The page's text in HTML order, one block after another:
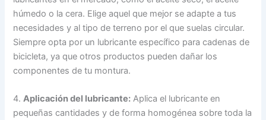
húmedo o la cera. Elige aquel que mejor se adapte a tus
necesidades y al tipo de terreno por el que suelas circular.
Siempre opta por un lubricante específico para cadenas de
bicicleta, ya que otros productos pueden dañar los
componentes de tu montura.
4.Aplicación del lubricante: Aplica el lubricante en
pequeñas cantidades y de forma homogénea sobre toda la